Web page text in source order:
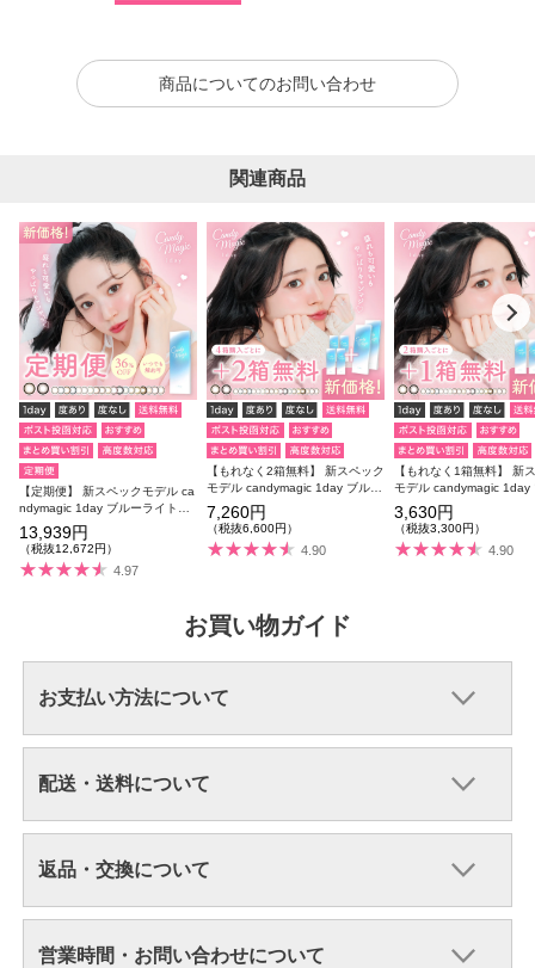
商品についてのお問い合わせ
関連商品
【定期便】 新スペックモデル ca
ndymagic 1day ブルーライトカ
ット 12箱セット 1箱10枚入り 合
計120枚
13,939円
（税抜12,672円）
4.97
【もれなく2箱無料】 新スペック
モデル candymagic 1day ブルー
ライトカット 6箱セット 1箱10
枚入り 合計60枚
7,260円
（税抜6,600円）
4.90
【もれなく1箱無料】 新
モデル candymagic 1day
ライトカット 3箱セット
枚入り 合計30枚
3,630円
（税抜3,300円）
4.90
お買い物ガイド
お支払い方法について
配送・送料について
返品・交換について
営業時間・お問い合わせについて